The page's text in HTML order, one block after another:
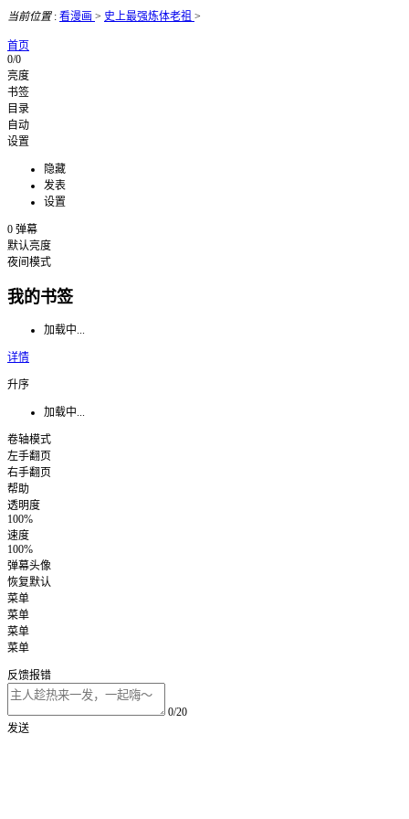
当前位置: 看漫画 > 史上最强炼体老祖 >
首页
0/0
亮度
书签
目录
自动
设置
隐藏
发表
设置
0 弹幕
默认亮度
夜间模式
我的书签
加载中...
详情
升序
加载中...
卷轴模式
左手翻页
右手翻页
帮助
透明度
100%
速度
100%
弹幕头像
恢复默认
菜单
菜单
菜单
菜单
反馈报错
0/20
发送